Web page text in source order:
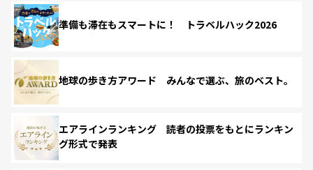
準備も滞在もスマートに！ トラベルハック2026
地球の歩き方アワード みんなで選ぶ、旅のベスト。
エアラインランキング 読者の投票をもとにランキン
グ形式で発表